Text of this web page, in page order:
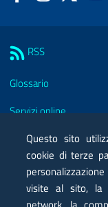
RSS
Glossario
Servizi online
Moduli
Posta elettronica
Privacy
Questo sito
cookie di terze
visite al sito, la